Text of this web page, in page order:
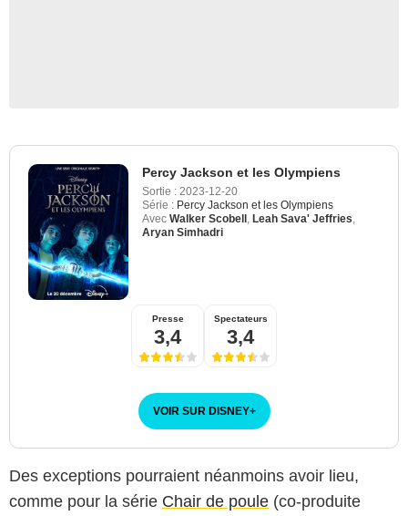
Percy Jackson et les Olympiens
Sortie : 2023-12-20
Série : Percy Jackson et les Olympiens
Avec Walker Scobell Leah Sava' Jeffries
Aryan Simhadri
Presse
3,4
Spectateurs
3,4
VOIR SUR DISNEY+
Des exceptions pourraient néanmoins avoir lieu,
comme pour la série Chair de poule (co-produite